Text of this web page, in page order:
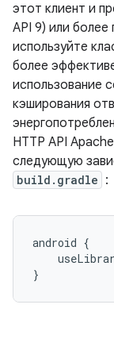
этот клиент и
API 9) или
используйте
более
использование
кэширования
HTTP API
следующую
build.gradle :
android {
}